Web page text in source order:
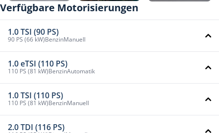
Verfügbare Motorisierungen
1.0 TSI (90 PS)
90 PS (66 kW)BenzinManuell
1.0 eTSI (110 PS)
110 PS (81 kW)BenzinAutomatik
1.0 TSI (110 PS)
110 PS (81 kW)BenzinManuell
2.0 TDI (116 PS)